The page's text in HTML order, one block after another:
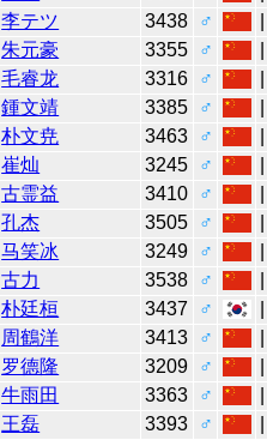
李テツ 3438 ♂
朱元豪 3355 ♂
毛睿龙 3316 ♂
鍾文靖 3385 ♂
朴文尭 3463 ♂
崔灿 3245 ♂
古霊益 3410 ♂
孔杰 3505 ♂
马笑冰 3249 ♂
古力 3538 ♂
朴廷桓 3437 ♂
周鶴洋 3413 ♂
罗德隆 3209 ♂
牛雨田 3363 ♂
王磊 3393 ♂